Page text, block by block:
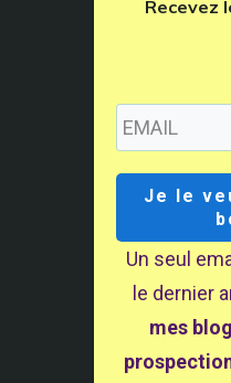
© 2024- AXIZ eBusiness
351 194 - 17 rue
n° 1240480 -
Recevez
Je le
Un seul
le dernier
mes